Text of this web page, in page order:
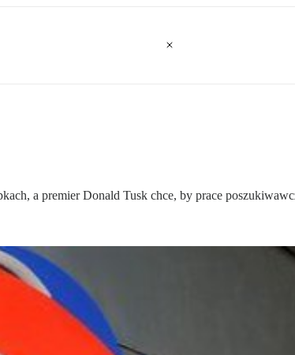
a premier Donald Tusk chce, by prace